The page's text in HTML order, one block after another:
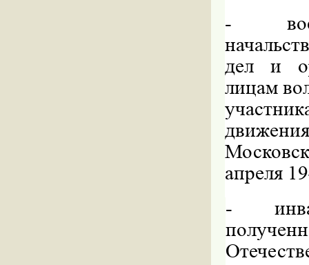
-
дел и
лицам
апреля
-